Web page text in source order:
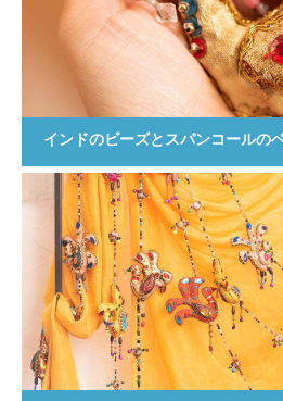
インドのビーズとスパンコールの